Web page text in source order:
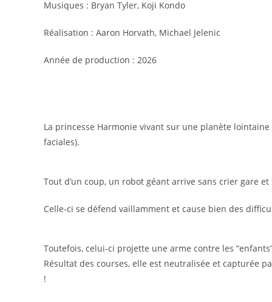
Musiques : Bryan Tyler, Koji Kondo
Réalisation : Aaron Horvath, Michael Jelenic
Année de production : 2026
La princesse Harmonie vivant sur une planète
faciales).
Tout d’un coup, un robot géant arrive sans crier gare
Celle-ci se défend vaillamment et cause bien des
Toutefois, celui-ci projette une arme contre les
Résultat des courses, elle est neutralisée et capturée
!